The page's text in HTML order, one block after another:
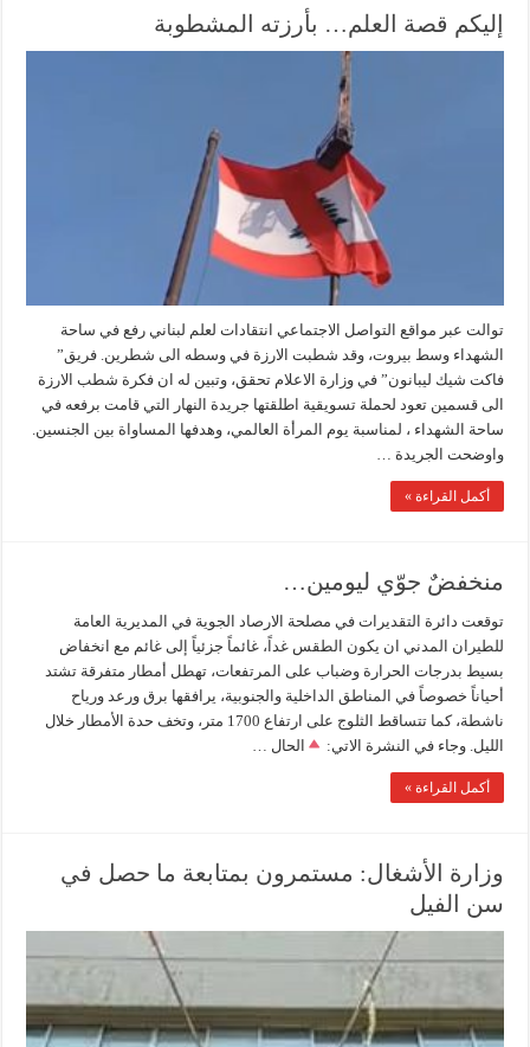
إليكم قصة العلم… بأرزته المشطوبة
توالت عبر مواقع التواصل الاجتماعي انتقادات لعلم لبناني رفع في ساحة
الشهداء وسط بيروت، وقد شطبت الارزة في وسطه الى شطرين. فريق”
فاكت شيك ليبانون” في وزارة الاعلام تحقق، وتبين له ان فكرة شطب الارزة
الى قسمين تعود لحملة تسويقية اطلقتها جريدة النهار التي قامت برفعه في
ساحة الشهداء ، لمناسبة يوم المرأة العالمي، وهدفها المساواة بين الجنسين.
واوضحت الجريدة …
أكمل القراءة »
منخفضٌ جوّي ليومين…
توقعت دائرة التقديرات في مصلحة الارصاد الجوية في المديرية العامة
للطيران المدني ان يكون الطقس غداً، غائماً جزئياً إلى غائم مع انخفاض
بسيط بدرجات الحرارة وضباب على المرتفعات، تهطل أمطار متفرقة تشتد
أحياناً خصوصاً في المناطق الداخلية والجنوبية، يرافقها برق ورعد ورياح
ناشطة، كما تتساقط الثلوج على ارتفاع 1700 متر، وتخف حدة الأمطار خلال
الليل. وجاء في النشرة الاتي:
الحال …
أكمل القراءة »
وزارة الأشغال: مستمرون بمتابعة ما حصل في
سن الفيل